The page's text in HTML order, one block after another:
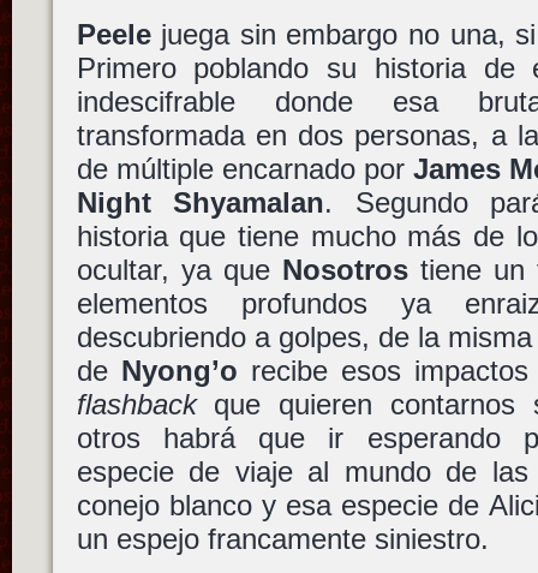
Peelejuega sin embargo no una,
Primero poblando su historia de
indescifrable donde esa
transformada en dos personas, a
de múltiple encarnado por James
Night Shyamalan. Segundo
historia que tiene mucho más de
ocultar, ya que Nosotrostiene un
elementos profundos ya
descubriendo a golpes, de la
de Nyong’o recibe esos
flashbackque quieren contarnos
otros habrá que ir esperando
especie de viaje al mundo de
conejo blanco y esa especie de
un espejo francamente siniestro.